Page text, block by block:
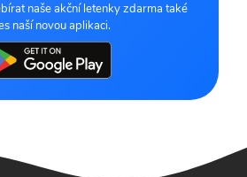
naše akční letenky zdarma také
naší novou aplikaci.